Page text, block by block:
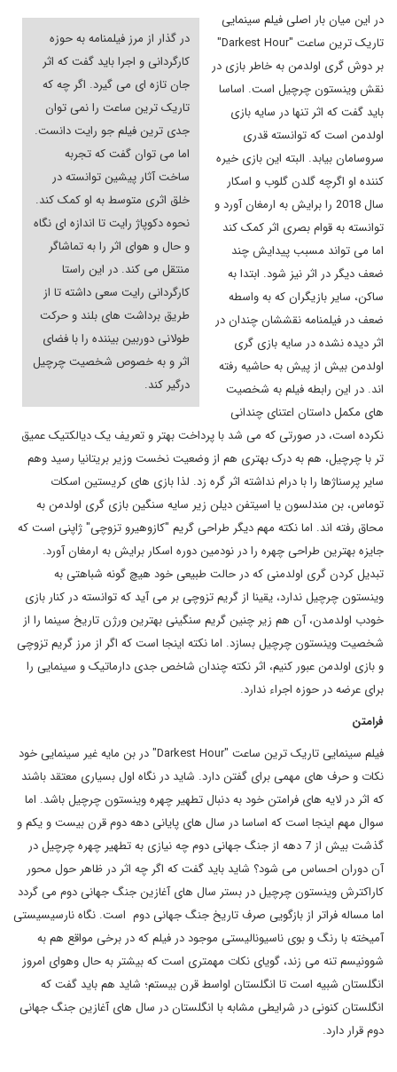
در گذار از مرز فیلمنامه به حوزه
کارگردانی و اجرا باید گفت که اثر
جان تازه ای می گیرد. اگر چه که
تاریک ترین ساعت را نمی توان
جدی ترین فیلم جو رایت دانست.
اما می توان گفت که تجربه
ساخت آثار پیشین توانسته در
خلق اثری متوسط به او کمک کند.
نحوه دکوپاژ رایت تا اندازه ای نگاه
و حال و هوای اثر را به تماشاگر
منتقل می کند. در این راستا
کارگردانی رایت سعی داشته تا از
طریق برداشت های بلند و حرکت
طولانی دوربین بیننده را با فضای
اثر و به خصوص شخصیت چرچیل
درگیر کند.
در این میان بار اصلی فیلم سینمایی
تاریک ترین ساعت "Darkest Hour
"
بر دوش گری اولدمن به خاطر بازی در
نقش وینستون چرچیل است. اساسا
باید گفت که اثر تنها در سایه بازی
اولدمن است که توانسته قدری
سروسامان بیابد. البته این بازی خیره
کننده او اگرچه گلدن گلوب و اسکار
سال 2018 را برایش به ارمغان آورد و
توانسته به قوام بصری اثر کمک کند
اما می تواند مسبب پیدایش چند
ضعف دیگر در اثر نیز شود. ابتدا به
ساکن، سایر بازیگران که به واسطه
ضعف در فیلمنامه نقششان چندان در
اثر دیده نشده در سایه بازی گری
اولدمن بیش از پیش به حاشیه رفته
اند. در این رابطه فیلم به شخصیت
های مکمل داستان اعتنای چندانی
نکرده است، در صورتی که می شد با پرداخت بهتر و تعریف یک دیالکتیک عمیق
تر با چرچیل، هم به درک بهتری هم از وضعیت نخست وزیر بریتانیا رسید وهم
سایر پرسناژها را با درام نداشته اثر گره زد. لذا بازی های کریستین اسکات
توماس، بن مندلسون یا اسیتفن دیلن زیر سایه سنگین بازی گری اولدمن به
محاق رفته اند. اما نکته مهم دیگر طراحی گریم "کازوهیرو تزوچی" ژاپنی است که
جایزه بهترین طراحی چهره را در نودمین دوره اسکار برایش به ارمغان آورد.
تبدیل کردن گری اولدمنی که در حالت طبیعی خود هیچ گونه شباهتی به
وینستون چرچیل ندارد، یقینا از گریم تزوچی بر می آید که توانسته در کنار بازی
خودب اولدمدن، آن هم زیر چنین گریم سنگینی بهترین ورژن تاریخ سینما را از
شخصیت وینستون چرچیل بسازد. اما نکته اینجا است که اگر از مرز گریم تزوچی
و بازی اولدمن عبور کنیم، اثر نکته چندان شاخص جدی دارماتیک و سینمایی را
برای عرضه در حوزه اجراء ندارد.
فرامتن
فیلم سینمایی تاریک ترین ساعت "Darkest Hour" در بن مایه غیر سینمایی خود
نکات و حرف های مهمی برای گفتن دارد. شاید در نگاه اول بسیاری معتقد باشند
که اثر در لایه های فرامتن خود به دنبال تطهیر چهره وینستون چرچیل باشد. اما
سوال مهم اینجا است که اساسا در سال های پایانی دهه دوم قرن بیست و یکم و
گذشت بیش از 7 دهه از جنگ جهانی دوم چه نیازی به تطهیر چهره چرچیل در
آن دوران احساس می شود؟ شاید باید گفت که اگر چه اثر در ظاهر حول محور
کاراکترش وینستون چرچیل در بستر سال های آغازین جنگ جهانی دوم می گردد
اما مساله فراتر از بازگویی صرف تاریخ جنگ جهانی دوم است. نگاه نارسیسیستی
آمیخته با رنگ و بوی ناسیونالیستی موجود در فیلم که در برخی مواقع هم به
شوونیسم تنه می زند، گویای نکات مهمتری است که بیشتر به حال وهوای امروز
انگلستان شبیه است تا انگلستان اواسط قرن بیستم؛ شاید هم باید گفت که
انگلستان کنونی در شرایطی مشابه با انگلستان در سال های آغازین جنگ جهانی
دوم قرار دارد.